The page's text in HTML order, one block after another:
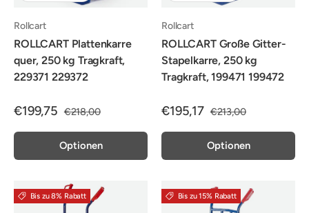
Rollcart
ROLLCART Plattenkarre
quer, 250 kg Tragkraft,
229371 229372
€199,75 €218,00
Optionen
Rollcart
ROLLCART Große Gitter-
Stapelkarre, 250 kg
Tragkraft, 199471 199472
€195,17 €213,00
Optionen
Bis zu 8% Rabatt Bis zu 15% Rabatt